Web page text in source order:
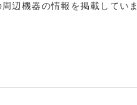
辺機器の情報を掲載していま